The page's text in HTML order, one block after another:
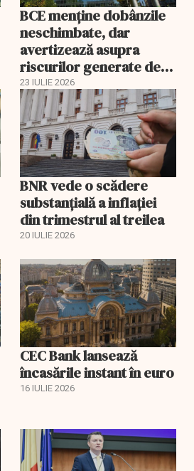
BCE menține dobânzile
neschimbate, dar
avertizează asupra
riscurilor generate de
conflictul din Orientul
Mijlociu
23 IULIE 2026
BNR vede o scădere
substanţială a inflaţiei
din trimestrul al treilea
20 IULIE 2026
CEC Bank lansează
încasările instant în euro
16 IULIE 2026